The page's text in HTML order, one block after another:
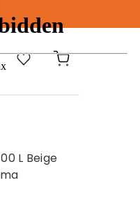
L Beige